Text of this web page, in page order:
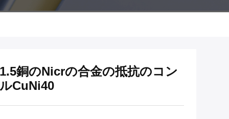
銅のNicrの合金の抵抗のコン
CuNi40